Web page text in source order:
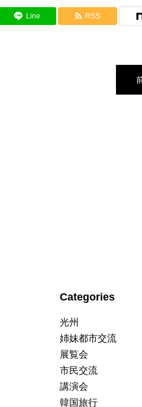
Line RSS
Categories
光州
姉妹都市交流
展覧会
市民交流
講演会
韓国旅行